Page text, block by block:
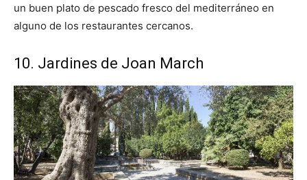
un buen plato de pescado fresco del mediterráneo en
alguno de los restaurantes cercanos.
10. Jardines de Joan March